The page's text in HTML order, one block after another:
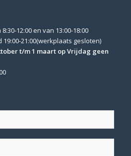
12:00 en van 13:00-18:00
21:00(werkplaats gesloten)
t/m 1 maart op Vrijdag geen